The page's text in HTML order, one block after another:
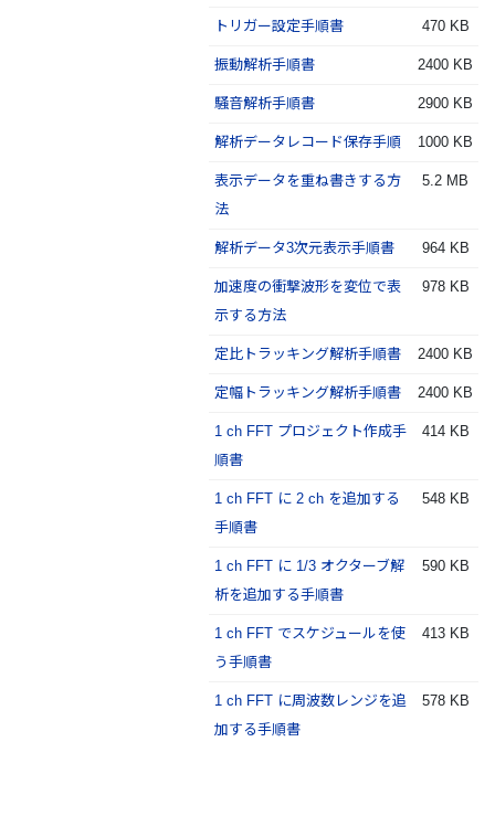
トリガー設定手順書 470 KB
振動解析手順書 2400 KB
騒音解析手順書 2900 KB
解析データレコード保存手順 1000 KB
表示データを重ね書きする方
法
5.2 MB
解析データ3次元表示手順書 964 KB
加速度の衝撃波形を変位で表
示する方法
978 KB
定比トラッキング解析手順書 2400 KB
定幅トラッキング解析手順書 2400 KB
1 ch FFT プロジェクト作成手
順書
414 KB
1 ch FFT に 2 ch を追加する
手順書
548 KB
1 ch FFT に 1/3 オクターブ解
析を追加する手順書
590 KB
1 ch FFT でスケジュールを使
う手順書
413 KB
1 ch FFT に周波数レンジを追
加する手順書
578 KB